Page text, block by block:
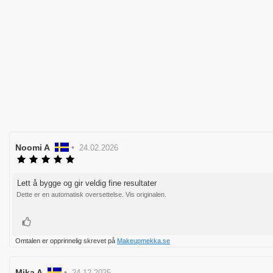
Forfatter:
Noomi A • Omtaledato:
24.02.2026
av
5
mulige
Omtaletekst:
Lett å bygge og gir veldig fine resultater
Dette er en automatisk oversettelse. Vis originalen.
Liker
Omtalen er opprinnelig skrevet på Makeupmekka.se